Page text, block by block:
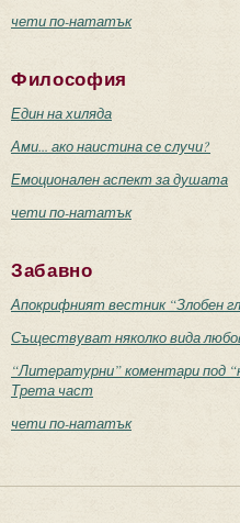
чети по-нататък
Философия
Един на хиляда
Ами... ако наистина се случи?
Емоционален аспект за душата
чети по-нататък
Забавно
Апокрифният вестник “Злобен
Съществуват няколко вида
“Литературни” коментари под
Трета част
чети по-нататък